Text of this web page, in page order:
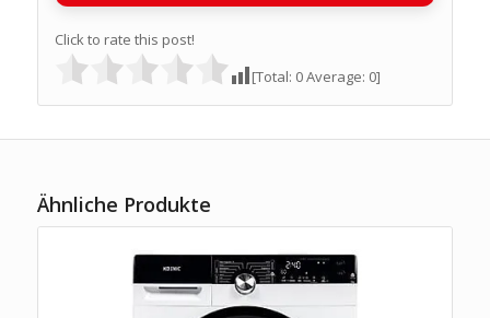
Click to rate this post!
[Total: 0Average: 0]
Ähnliche Produkte